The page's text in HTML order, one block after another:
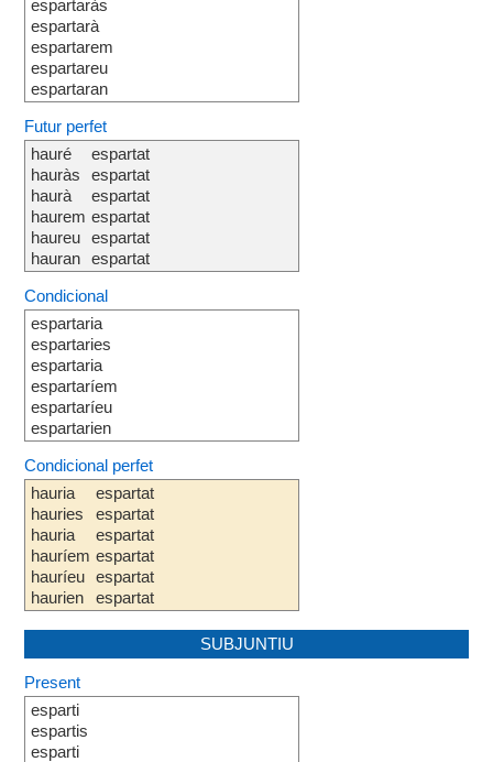
espartaràs
espartarà
espartarem
espartareu
espartaran
Futur perfet
hauré
hauràs
haurà
haurem
haureu
hauran
espartat
espartat
espartat
espartat
espartat
espartat
Condicional
espartaria
espartaries
espartaria
espartaríem
espartaríeu
espartarien
Condicional perfet
hauria
hauries
hauria
hauríem
hauríeu
haurien
espartat
espartat
espartat
espartat
espartat
espartat
SUBJUNTIU
Present
esparti
espartis
esparti